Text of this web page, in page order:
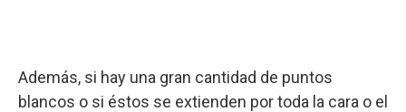
Además, si hay una gran cantidad de puntos
blancos o si éstos se extienden por toda la cara o el